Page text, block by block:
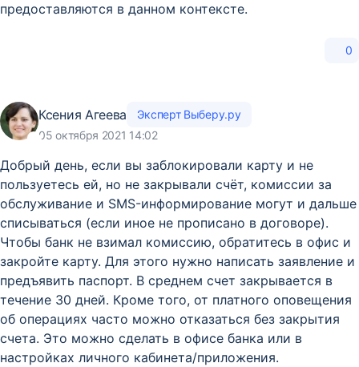
предоставляются в данном контексте.
0
Ксения Агеева
Эксперт Выберу.ру
05 октября 2021 14:02
Добрый день, если вы заблокировали карту и не
пользуетесь ей, но не закрывали счёт, комиссии за
обслуживание и SMS-информирование могут и дальше
списываться (если иное не прописано в договоре).
Чтобы банк не взимал комиссию, обратитесь в офис и
закройте карту. Для этого нужно написать заявление и
предъявить паспорт. В среднем счет закрывается в
течение 30 дней. Кроме того, от платного оповещения
об операциях часто можно отказаться без закрытия
счета. Это можно сделать в офисе банка или в
настройках личного кабинета/приложения.